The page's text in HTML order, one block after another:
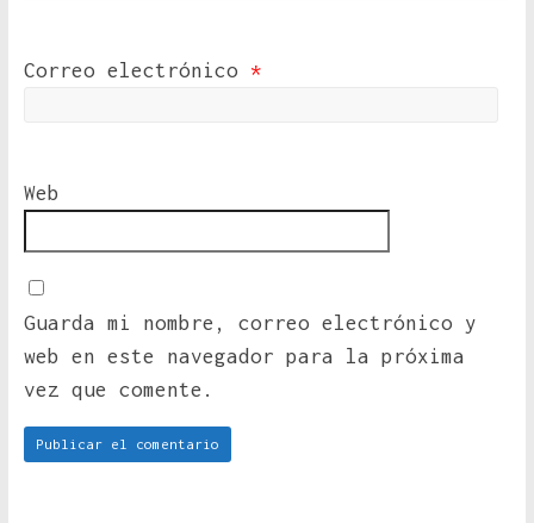
Correo electrónico *
Web
Guarda mi nombre, correo electrónico y
web en este navegador para la próxima
vez que comente.